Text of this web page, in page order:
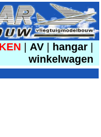
AV hangar
winkelwagen